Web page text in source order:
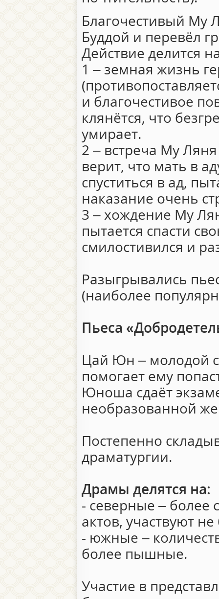
Благочестивый Му
Буддой и перевёл
Действие делится
1 – земная жизнь
и благочестивое
клянётся, что
умирает.
2 – встреча Му
верит, что мать в
спуститься в ад,
наказание очень
3 – хождение Му
пытается спасти
смилостивился и
Разыгрывались
(наиболее
Пьеса
Цай Юн – молодой
помогает ему
Юноша сдаёт
необразованной
Постепенно
драматургии.
Драмы делятся на:
- северные – более
актов, участвуют
- южные –
более пышные.
Участие в